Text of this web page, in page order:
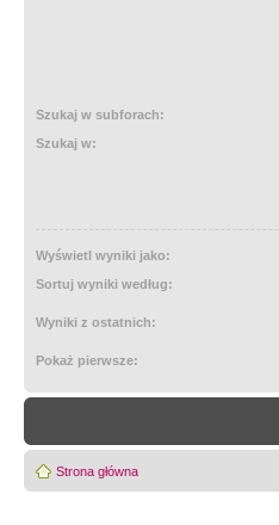
Szukaj w subforach:
Szukaj w:
Wyświetl wyniki jako:
Sortuj wyniki według:
Wyniki z ostatnich:
Pokaż pierwsze:
Strona główna